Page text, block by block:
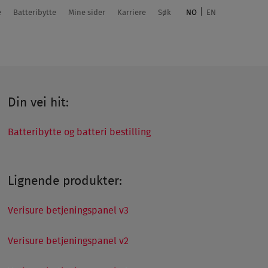
Batteribytte Mine sider Karriere Søk NO EN
Din vei hit:
Batteribytte og batteri bestilling
Lignende produkter:
Verisure betjeningspanel v3
Verisure betjeningspanel v2